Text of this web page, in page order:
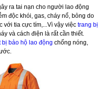
ra tai nạn cho người lao động
độc khói, gas, cháy nổ, bỏng do
với tia cực tím,...Vì vậy việc trang bị
và cách điện là rất cần thiết.
bị bảo hộ lao động chống nóng,